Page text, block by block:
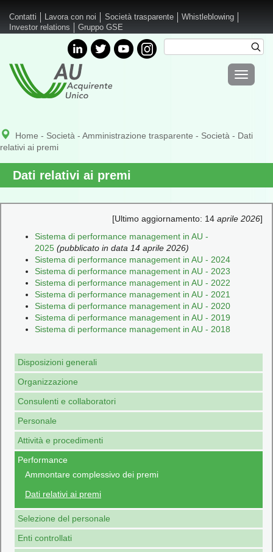
Contatti Lavora con noi Società trasparente
Whistleblowing
Investor relations
Gruppo GSE
Form di
Toggle
Home - Società - Amministrazione trasparente - Società - Dati
relativi ai premi
Dati relativi ai premi
[Ultimo aggiornamento: 14 aprile 2026]
Sistema di performance management in AU -
2025 (pubblicato in data 14 aprile 2026)
Sistema di performance management in AU - 2024
Sistema di performance management in AU - 2023
Sistema di performance management in AU - 2022
Sistema di performance management in AU - 2021
Sistema di performance management in AU - 2020
Sistema di performance management in AU - 2019
Sistema di performance management in AU - 2018
Disposizioni generali
Organizzazione
Consulenti e collaboratori
Personale
Attività e procedimenti
Performance
Ammontare complessivo dei premi
Dati relativi ai premi
Selezione del personale
Enti controllati